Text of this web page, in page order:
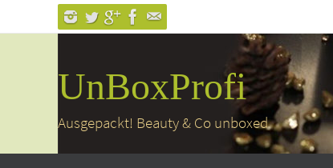
Inhalt
UnBoxProfi
Ausgepackt! Beauty & Co unboxed